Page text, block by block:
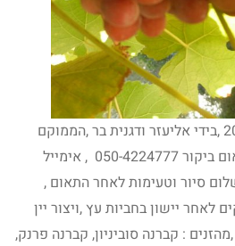
יקב צוף שהוקם בשנת 2010 ,בידי אליעזר ודגנית בר ,הממוקם
בסיירים 3 ערד , טלפון לתאום ביקור 050-4224777 , אימייל
סיור וטעימות לאחר התאום ,
4000 בקבוקים לאחר יישון בחביות עץ ,ויצור יין
: קברנה סוביניון, קברנה פרנק,